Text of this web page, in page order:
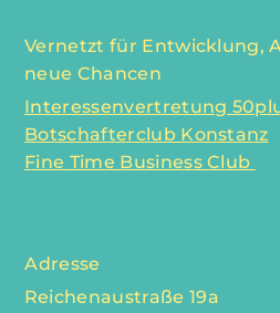
Vernetzt für Entwicklung,
neue Chancen
Interessenvertretung
Botschafterclub Konstanz
Fine Time Business Club
Adresse
Reichenaustraße 19a